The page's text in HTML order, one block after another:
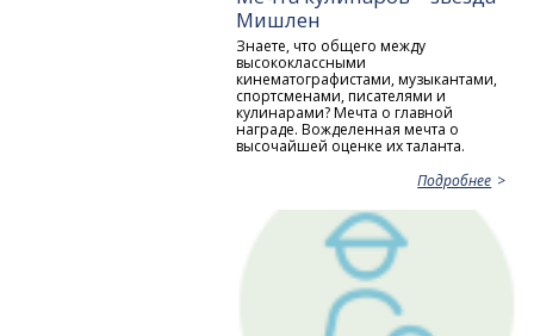
Мишлен
Знаете, что общего между
высококлассными
кинематографистами, музыкантами,
спортсменами, писателями и
кулинарами? Мечта о главной
награде. Вожделенная мечта о
высочайшей оценке их таланта.
Подробнее